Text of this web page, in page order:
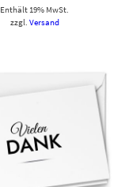
Enthält 19% MwSt.
zzgl. Versand